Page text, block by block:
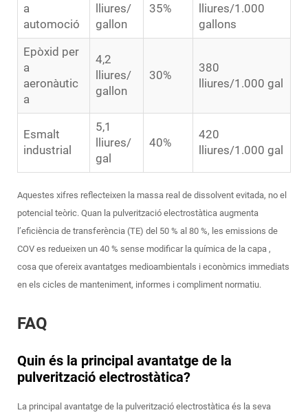
a
automoció
lliures/
gallon
35%
lliures/1.000
gallons
Epòxid per
a
aeronàutic
a
4,2
lliures/
gallon
30%
380
lliures/1.000 gal
Esmalt
industrial
5,1
lliures/
gal
40%
420
lliures/1.000 gal
Aquestes xifres reflecteixen la massa real de dissolvent evitada, no el
potencial teòric. Quan la pulverització electrostàtica augmenta
l’eficiència de transferència (TE) del 50 % al 80 %, les emissions de
COV es redueixen un 40 % sense modificar la química de la capa ,
cosa que ofereix avantatges medioambientals i econòmics immediats
en els cicles de manteniment, informes i compliment normatiu.
FAQ
Quin és la principal avantatge de la
pulverització electrostàtica?
La principal avantatge de la pulverització electrostàtica és la seva